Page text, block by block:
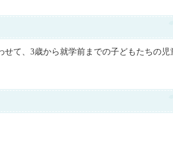
て、3歳から就学前までの子どもたちの児